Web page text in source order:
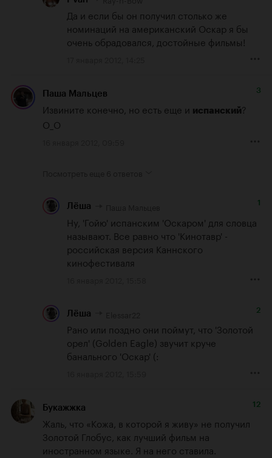
Да и если бы он получил столько же
номинаций на американский Оскар я бы
очень обрадовался, достойные фильмы!
Паша Мальцев 3
Извините конечно, но есть еще и испанский?
О_О
Лёша 1
Ну, 'Гойю' испанским 'Оскаром' для словца
называют. Все равно что 'Кинотавр' -
российская версия Каннского
кинофестиваля
Лёша 2
Рано или поздно они поймут, что 'Золотой
орел' (Golden Eagle) звучит круче
банального 'Оскар' (:
Букажжка 12
Жаль, что «Кожа, в которой я живу» не получил
Золотой Глобус, как лучший фильм на
иностранном языке. Я на него ставила.